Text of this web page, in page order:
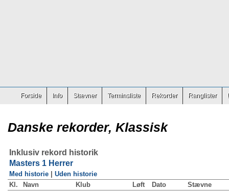
Forside Info Stævner Terminsliste Rekorder Ranglister
Danske rekorder, Klassisk
Inklusiv rekord historik
Masters 1 Herrer
Med historie
Uden historie
Kl.
Navn Klub Løft Dato
Stævne